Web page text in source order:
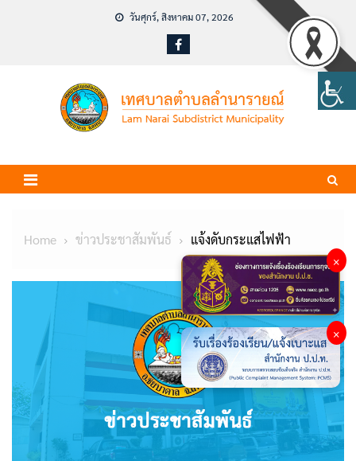
วันศุกร์, สิงหาคม 07, 2026
Home ข่าวประชาสัมพันธ์ แจ้งดับกระแสไฟฟ้า
×
×